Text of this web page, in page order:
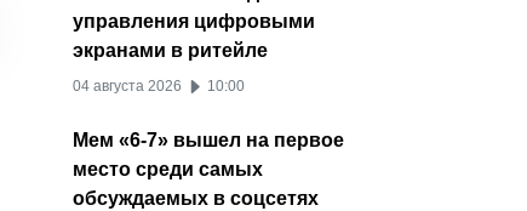
Instagram* с мая 2026
втрое после запрета
рекламы в Instagram*
управления цифровыми
экранами в ритейле
04 августа 2026 10:00
Мем «6-7» вышел на первое
место среди самых
обсуждаемых в соцсетях